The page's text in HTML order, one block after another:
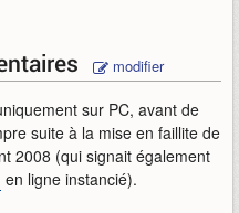
modifier
sur PC, avant de
suite à la mise en faillite de
2008 (qui signait également
en ligne instancié).